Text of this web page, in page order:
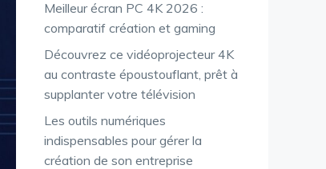
Meilleur écran PC 4K 2026 :
comparatif création et gaming
Découvrez ce vidéoprojecteur 4K
au contraste époustouflant, prêt à
supplanter votre télévision
Les outils numériques
indispensables pour gérer la
création de son entreprise